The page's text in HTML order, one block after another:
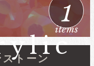
ラインストーン
1
items
トーン